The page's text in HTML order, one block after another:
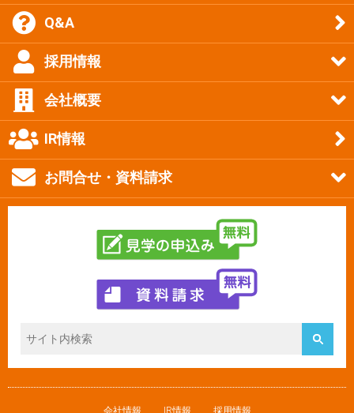
Q&A
採用情報
会社概要
IR情報
お問合せ・資料請求
会社情報 IR情報 採用情報